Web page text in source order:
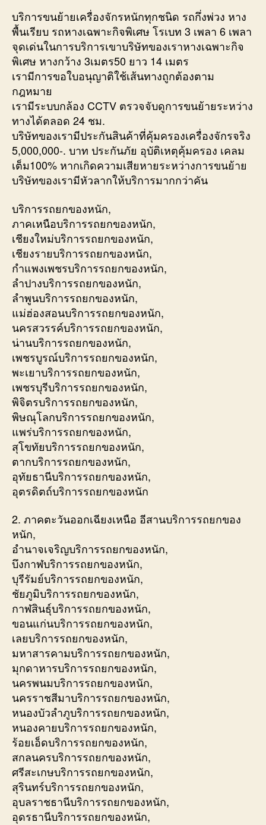
บริการขนย้ายเครื่องจักรหนักทุกชนิด รถกึ่งพ่วง หาง
พื้นเรียบ รถหางเฉพาะกิจพิเศษ โรเบท 3 เพลา 6 เพลา
จุดเด่นในการบริการเขาบริษัทของเราหางเฉพาะกิจ
พิเศษ หางกว้าง 3เมตร50 ยาว 14 เมตร
เรามีการขอใบอนุญาติใช้เส้นทางถูกต้องตาม
กฎหมาย
เรามีระบบกล้อง CCTV ตรวจจับดูการขนย้ายระหว่าง
ทางได้ตลอด 24 ชม.
บริษัทของเรามีประกันสินค้าที่คุ้มครองเครื่องจักรจริง
5,000,000-. บาท ประกันภัย อุบัติเหตุคุ้มครอง เคลม
เต็ม100% หากเกิดความเสียหายระหว่างการขนย้าย
บริษัทของเรามีหัวลากให้บริการมากกว่าคัน
บริการรถยกของหนัก,
ภาคเหนือบริการรถยกของหนัก,
เชียงใหม่บริการรถยกของหนัก,
เชียงรายบริการรถยกของหนัก,
กำแพงเพชรบริการรถยกของหนัก,
ลำปางบริการรถยกของหนัก,
ลำพูนบริการรถยกของหนัก,
แม่ฮ่องสอนบริการรถยกของหนัก,
นครสวรรค์บริการรถยกของหนัก,
น่านบริการรถยกของหนัก,
เพชรบูรณ์บริการรถยกของหนัก,
พะเยาบริการรถยกของหนัก,
เพชรบุรีบริการรถยกของหนัก,
พิจิตรบริการรถยกของหนัก,
พิษณุโลกบริการรถยกของหนัก,
แพร่บริการรถยกของหนัก,
สุโขทัยบริการรถยกของหนัก,
ตากบริการรถยกของหนัก,
อุทัยธานีบริการรถยกของหนัก,
อุตรดิตถ์บริการรถยกของหนัก
2. ภาคตะวันออกเฉียงเหนือ อีสานบริการรถยกของ
หนัก,
อำนาจเจริญบริการรถยกของหนัก,
บึงกาฬบริการรถยกของหนัก,
บุรีรัมย์บริการรถยกของหนัก,
ชัยภูมิบริการรถยกของหนัก,
กาฬสินธุ์บริการรถยกของหนัก,
ขอนแก่นบริการรถยกของหนัก,
เลยบริการรถยกของหนัก,
มหาสารคามบริการรถยกของหนัก,
มุกดาหารบริการรถยกของหนัก,
นครพนมบริการรถยกของหนัก,
นครราชสีมาบริการรถยกของหนัก,
หนองบัวลำภูบริการรถยกของหนัก,
หนองคายบริการรถยกของหนัก,
ร้อยเอ็ดบริการรถยกของหนัก,
สกลนครบริการรถยกของหนัก,
ศรีสะเกษบริการรถยกของหนัก,
สุรินทร์บริการรถยกของหนัก,
อุบลราชธานีบริการรถยกของหนัก,
อุดรธานีบริการรถยกของหนัก,